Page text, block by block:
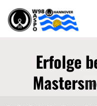
Inhalt
springen
DIE
Erfolge